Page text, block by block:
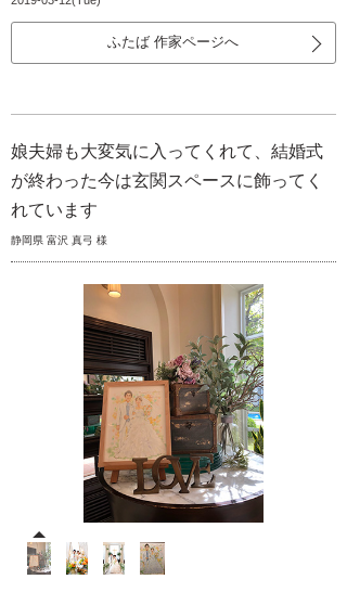
ふたば 作家ページへ
娘夫婦も大変気に入ってくれて、結婚式
が終わった今は玄関スペースに飾ってく
れています
静岡県 富沢 真弓 様